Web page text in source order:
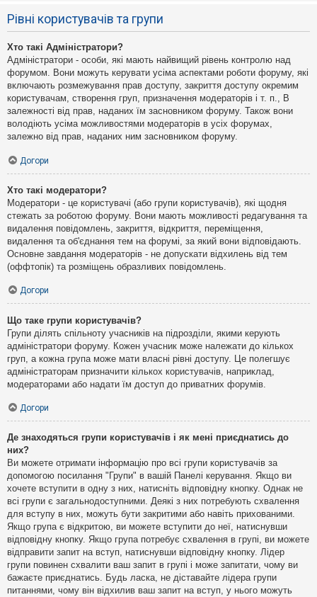
Рівні користувачів та групи
Хто такі Адміністратори?
Адміністратори - особи, які мають найвищий рівень контролю над
форумом. Вони можуть керувати усіма аспектами роботи форуму, які
включають розмежування прав доступу, закриття доступу окремим
користувачам, створення груп, призначення модераторів і т. п., В
залежності від прав, наданих їм засновником форуму. Також вони
володіють усіма можливостями модераторів в усіх форумах,
залежно від прав, наданих ним засновником форуму.
Догори
Хто такі модератори?
Модератори - це користувачі (або групи користувачів), які щодня
стежать за роботою форуму. Вони мають можливості редагування та
видалення повідомлень, закриття, відкриття, переміщення,
видалення та об'єднання тем на форумі, за який вони відповідають.
Основне завдання модераторів - не допускати відхилень від тем
(оффтопік) та розміщень образливих повідомлень.
Догори
Що таке групи користувачів?
Групи ділять спільноту учасників на підрозділи, якими керують
адміністратори форуму. Кожен учасник може належати до кількох
груп, а кожна група може мати власні рівні доступу. Це полегшує
адміністраторам призначити кількох користувачів, наприклад,
модераторами або надати їм доступ до приватних форумів.
Догори
Де знаходяться групи користувачів і як мені приєднатись до
них?
Ви можете отримати інформацію про всі групи користувачів за
допомогою посилання "Групи" в вашій Панелі керування. Якщо ви
хочете вступити в одну з них, натисніть відповідну кнопку. Однак не
всі групи є загальнодоступними. Деякі з них потребують схвалення
для вступу в них, можуть бути закритими або навіть прихованими.
Якщо група є відкритою, ви можете вступити до неї, натиснувши
відповідну кнопку. Якщо група потребує схвалення в групі, ви можете
відправити запит на вступ, натиснувши відповідну кнопку. Лідер
групи повинен схвалити ваш запит в групі і може запитати, чому ви
бажаєте приєднатись. Будь ласка, не діставайте лідера групи
питаннями, чому він відхилив ваш запит на вступ, у нього можуть